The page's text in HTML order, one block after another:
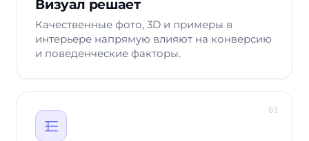
Визуал решает
Качественные фото, 3D и примеры в
интерьере напрямую влияют на конверсию
и поведенческие факторы.
03